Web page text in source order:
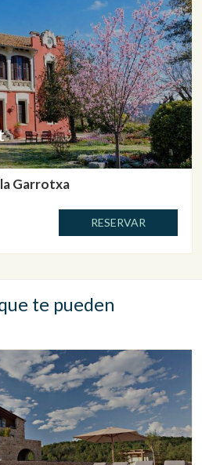
Garrotxa
RESERVAR
te pueden